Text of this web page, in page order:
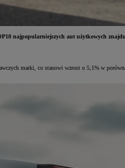
najpopularniejszych aut użytkowych
marki, co stanowi wzrost o 5,1% w